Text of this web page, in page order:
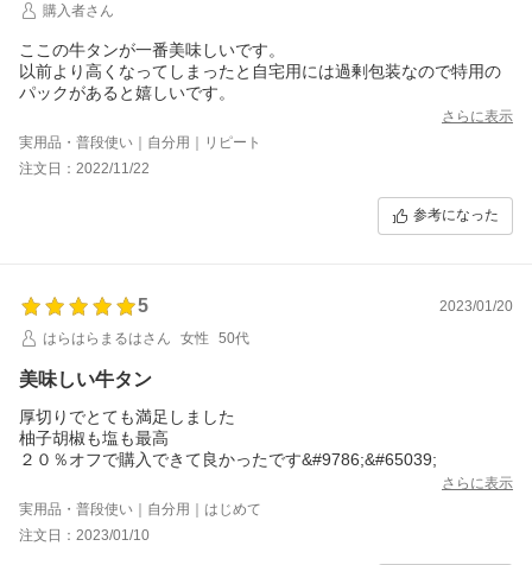
購入者さん
ここの牛タンが一番美味しいです。
以前より高くなってしまったと自宅用には過剰包装なので特用の
パックがあると嬉しいです。
さらに表示
実用品・普段使い｜自分用｜リピート
注文日：2022/11/22
参考になった
5
2023/01/20
はらはらまるはさん
女性 50代
美味しい牛タン
厚切りでとても満足しました
柚子胡椒も塩も最高
２０％オフで購入できて良かったです&#9786;&#65039;
さらに表示
実用品・普段使い｜自分用｜はじめて
注文日：2023/01/10